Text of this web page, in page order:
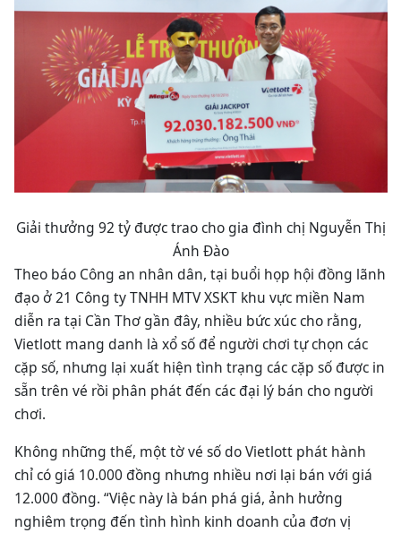
Giải thưởng 92 tỷ được trao cho gia đình chị Nguyễn Thị
Ánh Đào
Theo báo Công an nhân dân, tại buổi họp hội đồng lãnh
đạo ở 21 Công ty TNHH MTV XSKT khu vực miền Nam
diễn ra tại Cần Thơ gần đây, nhiều bức xúc cho rằng,
Vietlott mang danh là xổ số để người chơi tự chọn các
cặp số, nhưng lại xuất hiện tình trạng các cặp số được in
sẵn trên vé rồi phân phát đến các đại lý bán cho người
chơi.
Không những thế, một tờ vé số do Vietlott phát hành
chỉ có giá 10.000 đồng nhưng nhiều nơi lại bán với giá
12.000 đồng. “Việc này là bán phá giá, ảnh hưởng
nghiêm trọng đến tình hình kinh doanh của đơn vị